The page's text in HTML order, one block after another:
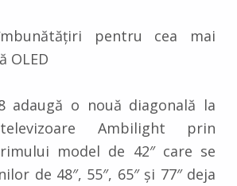
pentru cea mai
OLED
adaugă o nouă diagonală la
Ambilight prin
model de 42″ care se
de 48″, 55″, 65″ și 77″ deja